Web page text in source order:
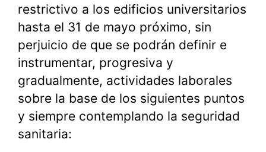
restrictivo a los edificios universitarios
hasta el 31 de mayo próximo, sin
perjuicio de que se podrán definir e
instrumentar, progresiva y
gradualmente, actividades laborales
sobre la base de los siguientes puntos
y siempre contemplando la seguridad
sanitaria: